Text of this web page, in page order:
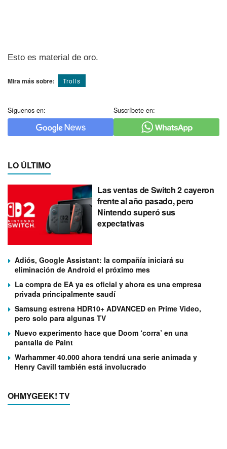
Esto es material de oro.
Mira más sobre: Trolls
Síguenos en: Suscríbete en:
LO ÚLTIMO
Las ventas de Switch 2 cayeron
frente al año pasado, pero
Nintendo superó sus
expectativas
Adiós, Google Assistant: la compañía iniciará su
eliminación de Android el próximo mes
La compra de EA ya es oficial y ahora es una empresa
privada principalmente saudí
Samsung estrena HDR10+ ADVANCED en Prime Video,
pero solo para algunas TV
Nuevo experimento hace que Doom ‘corra’ en una
pantalla de Paint
Warhammer 40.000 ahora tendrá una serie animada y
Henry Cavill también está involucrado
OHMYGEEK! TV